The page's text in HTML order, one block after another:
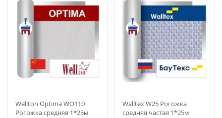
Wellton Optima WO110
Рогожка средняя 1*25м
Walltex W25 Рогожка
средняя частая 1*25м